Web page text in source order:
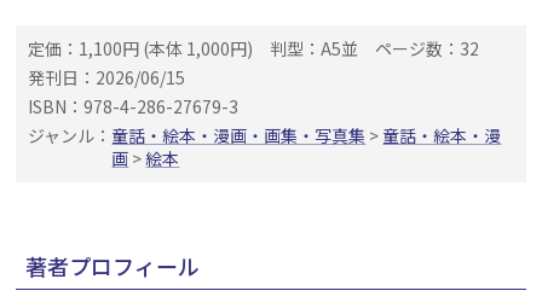
定価：1,100円 (本体 1,000円) 判型：A5並
ページ数：32
発刊日：2026/06/15
ISBN：978-4-286-27679-3
ジャンル： 童話・絵本・漫画・画集・写真集 > 童話・絵本・漫
画 >絵本
著者プロフィール